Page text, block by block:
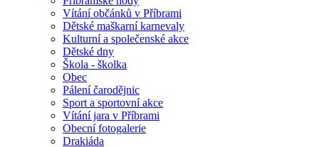
Vítání občánků v Příbrami
Dětské maškarní karnevaly
Kulturní a společenské akce
Dětské dny
Škola - školka
Obec
Pálení čarodějnic
Sport a sportovní akce
Vítání jara v Příbrami
Obecní fotogalerie
Drakiáda